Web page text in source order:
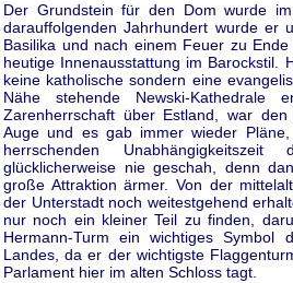
Der Grundstein für den Dom wurde
darauffolgenden Jahrhundert wurde er
Basilika und nach einem Feuer zu
heutige Innenausstattung im Barockstil.
keine katholische sondern eine
Nähe stehende Newski-
Zarenherrschaft über Estland, war
Auge und es gab immer wieder
herrschenden
glücklicherweise nie geschah, denn
große Attraktion ärmer. Von der
der Unterstadt noch weitestgehend
nur noch ein kleiner Teil zu finden,
Hermann-Turm ein wichtiges Symbol
Landes, da er der wichtigste
Parlament hier im alten Schloss tagt.